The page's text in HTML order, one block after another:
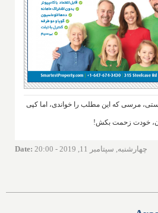
مرسی که این مطلب را خواندی، اما کپی
خودت زحمت بکش!
Date: چهارشنبه, سپتامبر 11, 2019 - 20:00